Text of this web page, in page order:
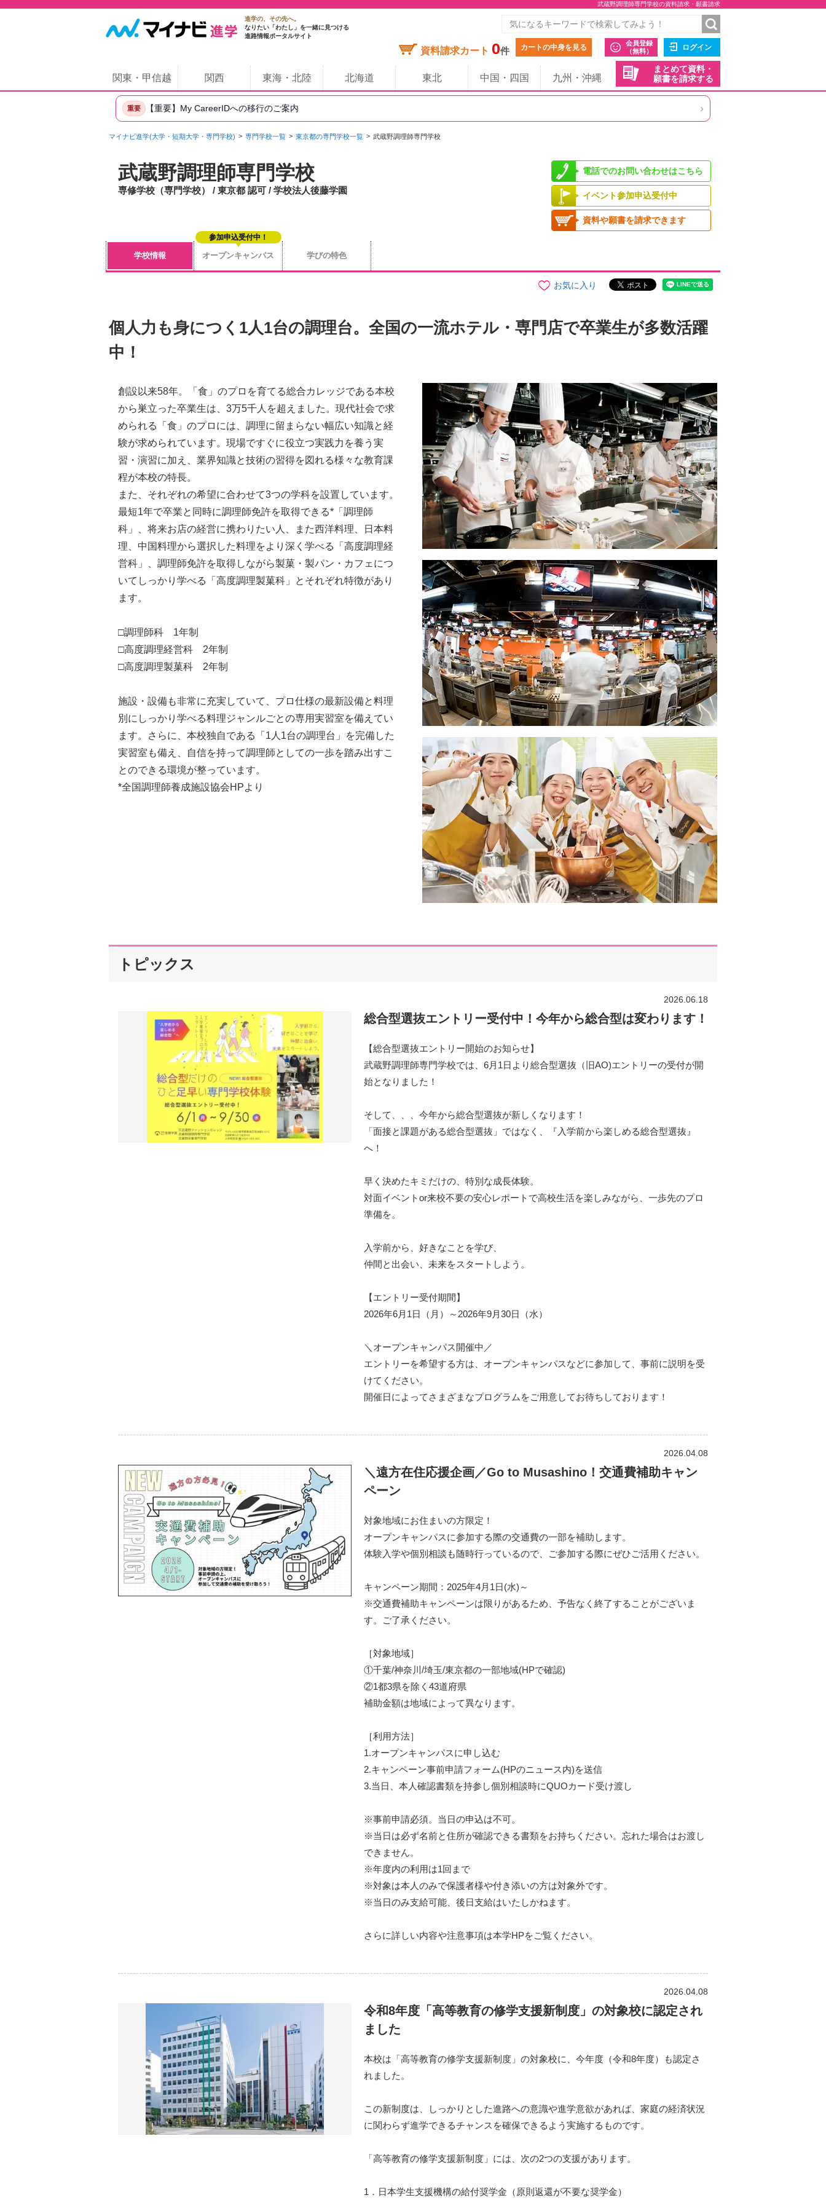
武蔵野調理師専門学校の資料請求・願書請求
進学の、その先へ。
なりたい「わたし」を一緒に見つける
進路情報ポータルサイト
資料請求カート 0件 カートの中身を見る
会員登録
（無料）
ログイン
まとめて資料・
願書を請求する
関東・甲信越 関西 東海・北陸 北海道 東北 中国・四国 九州・沖縄
重要 【重要】My CareerIDへの移行のご案内 ›
マイナビ進学(大学・短期大学・専門学校) 専門学校一覧 東京都の専門学校一覧 武蔵野調理師専門学校
武蔵野調理師専門学校
専修学校（専門学校） / 東京都 認可 / 学校法人後藤学園
電話でのお問い合わせはこちら
イベント参加申込受付中
資料や願書を請求できます
学校情報 オープンキャンパス
参加申込受付中！
学びの特色
お気に入り
個人力も身につく1人1台の調理台。全国の一流ホテル・専門店で卒業生が多数活躍
中！
創設以来58年。「食」のプロを育てる総合カレッジである本校
から巣立った卒業生は、3万5千人を超えました。現代社会で求
められる「食」のプロには、調理に留まらない幅広い知識と経
験が求められています。現場ですぐに役立つ実践力を養う実
習・演習に加え、業界知識と技術の習得を図れる様々な教育課
程が本校の特長。
また、それぞれの希望に合わせて3つの学科を設置しています。
最短1年で卒業と同時に調理師免許を取得できる*「調理師
科」、将来お店の経営に携わりたい人、また西洋料理、日本料
理、中国料理から選択した料理をより深く学べる「高度調理経
営科」、調理師免許を取得しながら製菓・製パン・カフェにつ
いてしっかり学べる「高度調理製菓科」とそれぞれ特徴があり
ます。
□調理師科 1年制
□高度調理経営科 2年制
□高度調理製菓科 2年制
施設・設備も非常に充実していて、プロ仕様の最新設備と料理
別にしっかり学べる料理ジャンルごとの専用実習室を備えてい
ます。さらに、本校独自である「1人1台の調理台」を完備した
実習室も備え、自信を持って調理師としての一歩を踏み出すこ
とのできる環境が整っています。
*全国調理師養成施設協会HPより
トピックス
2026.06.18
総合型選抜エントリー受付中！今年から総合型は変わります！
【総合型選抜エントリー開始のお知らせ】
武蔵野調理師専門学校では、6月1日より総合型選抜（旧AO)エントリーの受付が開
始となりました！
そして、、、今年から総合型選抜が新しくなります！
「面接と課題がある総合型選抜」ではなく、『入学前から楽しめる総合型選抜』
へ！
早く決めたキミだけの、特別な成長体験。
対面イベントor来校不要の安心レポートで高校生活を楽しみながら、一歩先のプロ
準備を。
入学前から、好きなことを学び、
仲間と出会い、未来をスタートしよう。
【エントリー受付期間】
2026年6月1日（月）～2026年9月30日（水）
＼オープンキャンパス開催中／
エントリーを希望する方は、オープンキャンパスなどに参加して、事前に説明を受
けてください。
開催日によってさまざまなプログラムをご用意してお待ちしております！
2026.04.08
＼遠方在住応援企画／Go to Musashino！交通費補助キャン
ペーン
対象地域にお住まいの方限定！
オープンキャンパスに参加する際の交通費の一部を補助します。
体験入学や個別相談も随時行っているので、ご参加する際にぜひご活用ください。
キャンペーン期間：2025年4月1日(水)～
※交通費補助キャンペーンは限りがあるため、予告なく終了することがございま
す。ご了承ください。
［対象地域］
①千葉/神奈川/埼玉/東京都の一部地域(HPで確認)
②1都3県を除く43道府県
補助金額は地域によって異なります。
［利用方法］
1.オープンキャンパスに申し込む
2.キャンペーン事前申請フォーム(HPのニュース内)を送信
3.当日、本人確認書類を持参し個別相談時にQUOカード受け渡し
※事前申請必須。当日の申込は不可。
※当日は必ず名前と住所が確認できる書類をお持ちください。忘れた場合はお渡し
できません。
※年度内の利用は1回まで
※対象は本人のみで保護者様や付き添いの方は対象外です。
※当日のみ支給可能、後日支給はいたしかねます。
さらに詳しい内容や注意事項は本学HPをご覧ください。
2026.04.08
令和8年度「高等教育の修学支援新制度」の対象校に認定され
ました
本校は「高等教育の修学支援新制度」の対象校に、今年度（令和8年度）も認定さ
れました。
この新制度は、しっかりとした進路への意識や進学意欲があれば、家庭の経済状況
に関わらず進学できるチャンスを確保できるよう実施するものです。
「高等教育の修学支援新制度」には、次の2つの支援があります。
1．日本学生支援機構の給付奨学金（原則返還が不要な奨学金）